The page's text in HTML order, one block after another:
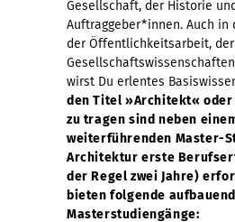
Gesellschaft, der Historie
Auftraggeber*innen. Auch in
der Öffentlichkeitsarbeit, der
wirst Du erlentes
den Titel »Architekt«
zu tragen sind neben
weiterführenden Master-
Architektur erste
der Regel zwei Jahre)
bieten folgende
Masterstudiengänge: